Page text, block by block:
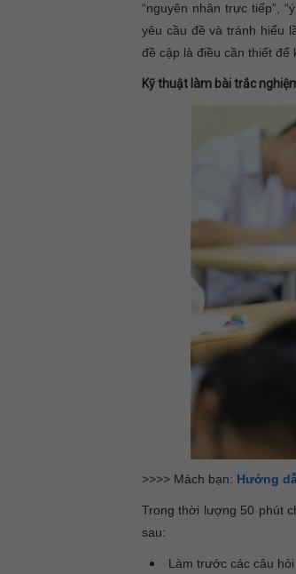
“nguyên nhân trực tiếp”,
yêu cầu đề và tránh hiểu
đề cập là điều cần thiết để
Kỹ thuật làm bài trắc
>>>> Mách bạn: Hướng
Trong thời lượng 50 phút
sau:
Làm trước các câu